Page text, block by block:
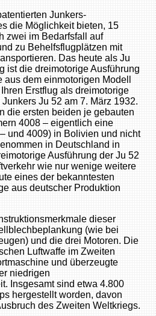
Junkers-
die Möglichkeit bieten, 15
zwei im Bedarfsfall auf
zu Behelfsflugplätzen mit
Das heute als Ju
ist die dreimotorige Ausführung
dem einmotorigen Modell
Erstflug als dreimotorige
Ju 52 am 7. März 1932.
die ersten beiden je gebauten
4008 – eigentlich eine
und 4009) in Bolivien und nicht
in Deutschland in
Ausführung der Ju 52
wie nur wenige weitere
eines der bekanntesten
aus deutscher Produktion
dieser
(wie bei
und die drei Motoren. Die
Luftwaffe im Zweiten
und überzeugte
niedrigen
Insgesamt sind etwa 4.800
hergestellt worden, davon
des Zweiten Weltkriegs.